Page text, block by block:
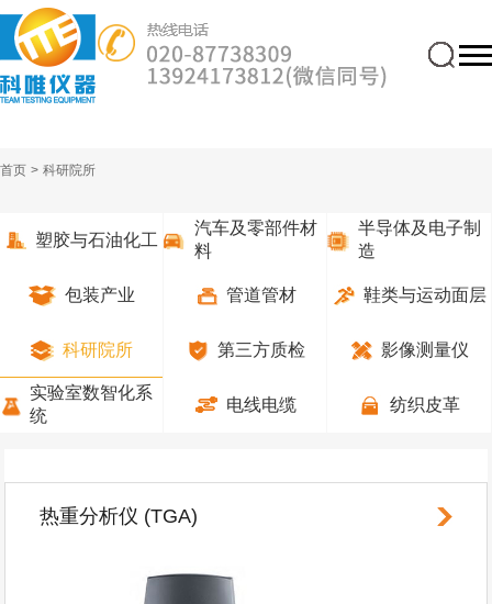
首页 > 科研院所
塑胶与石油化工
汽车及零部件材
料
半导体及电子制
造
包装产业 管道管材 鞋类与运动面层
科研院所 第三方质检 影像测量仪
实验室数智化系
统
电线电缆 纺织皮革
热重分析仪 (TGA)